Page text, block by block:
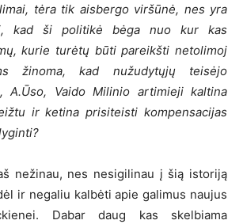
tėra tik aisbergo viršūnė, nes yra
kad ši politikė bėga nuo kur kas
kurie turėtų būti pareikšti netolimoj
žinoma, kad nužudytųjų teisėjo
A.Ūso, Vaido Milinio artimieji kaltina
ir ketina prisiteisti kompensacijas
nežinau, nes nesigilinau į šią istoriją
ir negaliu kalbėti apie galimus naujus
Dabar daug kas skelbiama